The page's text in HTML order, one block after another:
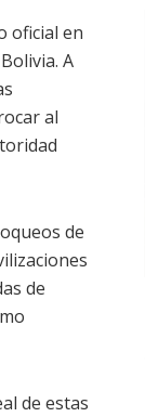
oficial en
A
al
de
de
de estas